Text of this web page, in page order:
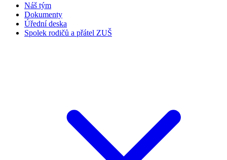
Náš tým
Dokumenty
Úřední deska
Spolek rodičů a přátel ZUŠ